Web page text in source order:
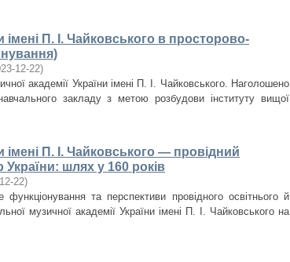
імені П. І. Чайковського в просторово-
12-22)
академії України імені П. І. Чайковського. Наголошено
навчального закладу з метою розбудови інституту вищої
імені П. І. Чайковського — провідний
України: шлях у 160 років
22)
функціонування та перспективи провідного освітнього й
музичної академії України імені П. І. Чайковського на